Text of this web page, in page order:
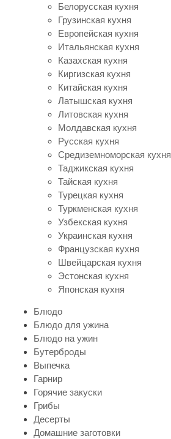
Белорусская кухня
Грузинская кухня
Европейская кухня
Итальянская кухня
Казахская кухня
Киргизская кухня
Китайская кухня
Латышская кухня
Литовская кухня
Молдавская кухня
Русская кухня
Средиземноморская кухня
Таджикская кухня
Тайская кухня
Турецкая кухня
Туркменская кухня
Узбекская кухня
Украинская кухня
Французская кухня
Швейцарская кухня
Эстонская кухня
Японская кухня
Блюдо
Блюдо для ужина
Блюдо на ужин
Бутерброды
Выпечка
Гарнир
Горячие закуски
Грибы
Десерты
Домашние заготовки